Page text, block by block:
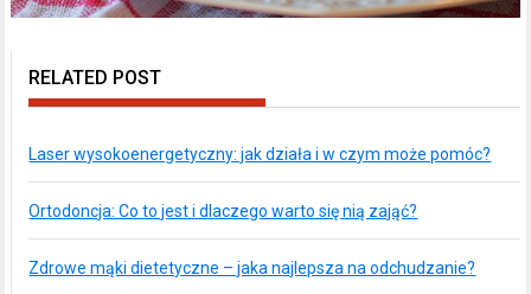
RELATED POST
Laser wysokoenergetyczny: jak działa i w czym może pomóc?
Ortodoncja: Co to jest i dlaczego warto się nią zająć?
Zdrowe mąki dietetyczne – jaka najlepsza na odchudzanie?